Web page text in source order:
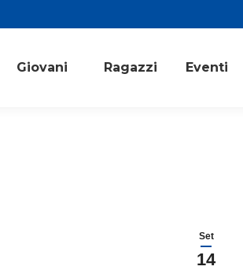
Giovani Ragazzi Eventi
Set
14